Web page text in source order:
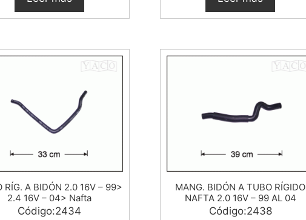
RÍG. A BIDÓN 2.0 16V – 99>
2.4 16V – 04> Nafta
Código:2434
MANG. BIDÓN A TUBO RÍGIDO
NAFTA 2.0 16V – 99 AL 04
Código:2438